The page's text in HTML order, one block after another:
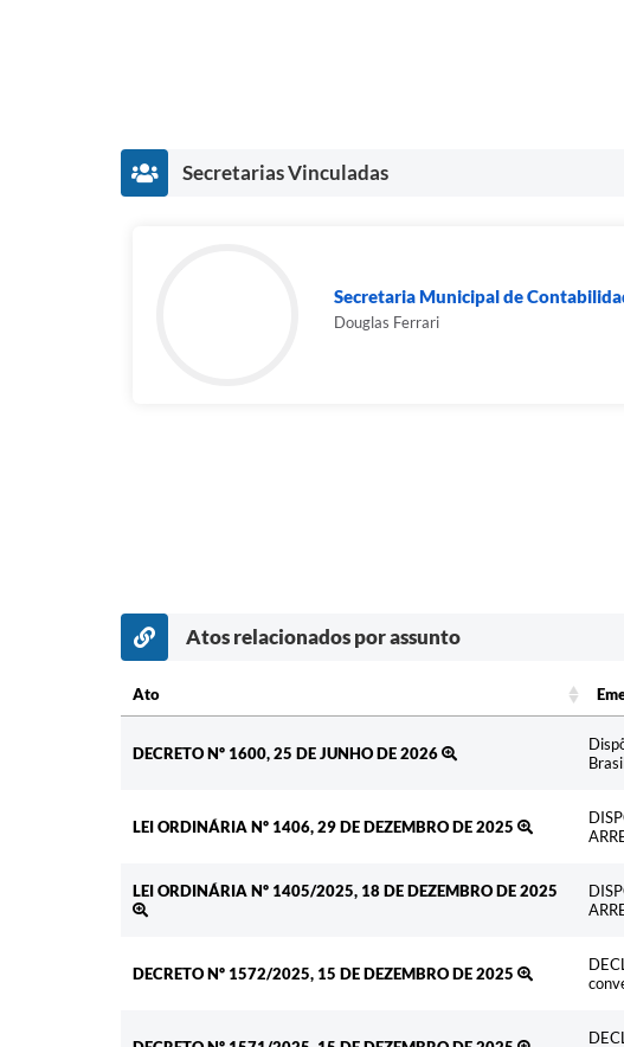
Secretarias Vinculadas
Secretaria Municipal de
Douglas Ferrari
Atos relacionados por assunto
Ato
DECRETO Nº 1600, 25 DE JUNHO DE 2026
LEI ORDINÁRIA Nº 1406, 29 DE DEZEMBRO DE 2025
LEI ORDINÁRIA Nº 1405/2025, 18 DE DEZEMBRO DE 2025
DECRETO Nº 1572/2025, 15 DE DEZEMBRO DE 2025